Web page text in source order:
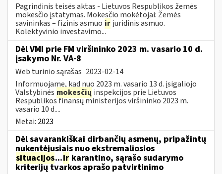
Pagrindinis teisės aktas - Lietuvos Respublikos žemės
mokesčio įstatymas. Mokesčio mokėtojai: Žemės
savininkas – fizinis asmuo ir juridinis asmuo.
Kolektyvinio investavimo...
Dėl VMI prie FM viršininko 2023 m. vasario 10 d.
įsakymo Nr. VA-8
Web turinio sąrašas 2023-02-14
Informuojame, kad nuo 2023 m. vasario 13 d. įsigaliojo
Valstybinės mokesčių inspekcijos prie Lietuvos
Respublikos finansų ministerijos viršininko 2023 m.
vasario 10 d....
Metai: 2023
Dėl savarankiškai dirbančių asmenų, pripažintų
nukentėjusiais nuo ekstremaliosios
situacijos...ir karantino, sąrašo sudarymo
kriterijų tvarkos aprašo patvirtinimo